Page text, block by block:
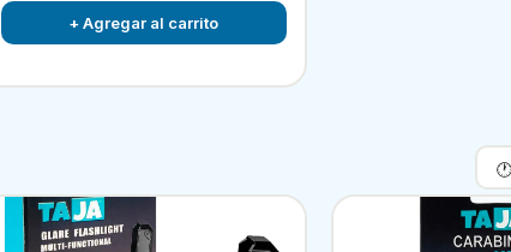
+ Agregar al carrito